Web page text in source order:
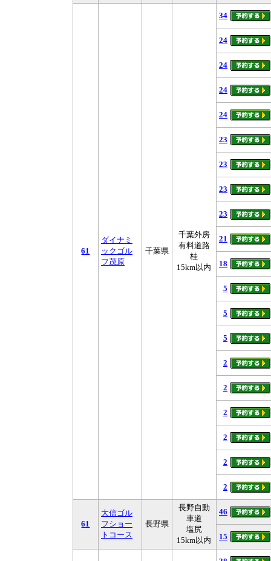
61
ダイナミ
ックゴル
フ茂原
千葉県
千葉外房
有料道路
桂
15km以内
34
24
24
24
24
23
23
23
23
21
18
5
5
5
2
2
2
2
2
2
61
大信ゴル
フショー
トコース
長野県
長野自動
車道
塩尻
15km以内
46
15